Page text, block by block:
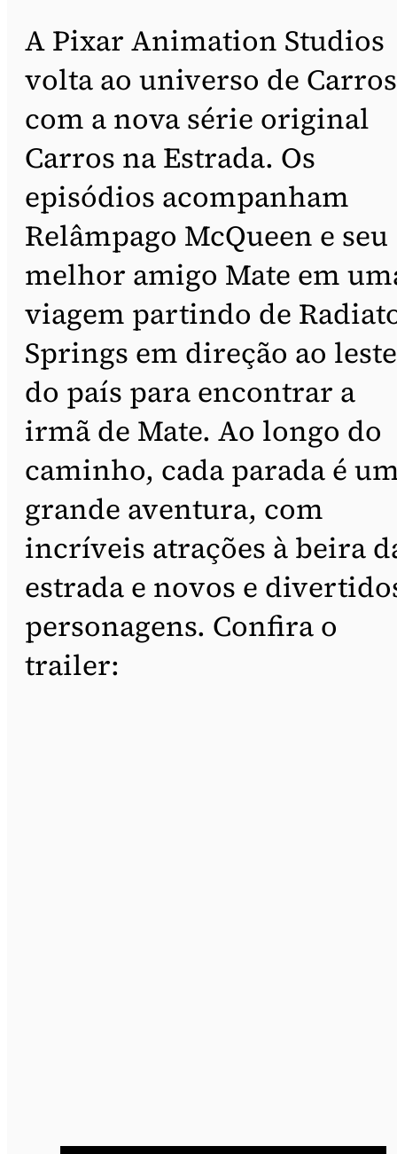
A Pixar Animation Studios
volta ao universo de Carros
com a nova série original
Carros na Estrada. Os
episódios acompanham
Relâmpago McQueen e seu
melhor amigo Mate em
viagem partindo de
Springs em direção ao leste
do país para encontrar a
irmã de Mate. Ao longo do
caminho, cada parada é
grande aventura, com
incríveis atrações à beira
estrada e novos e
personagens. Confira o
trailer: